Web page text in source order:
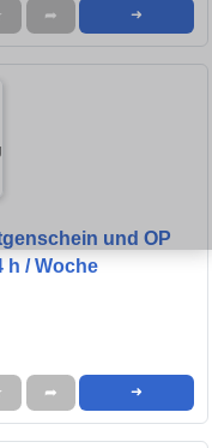
➦ ➜
und OP
h / Woche
➦ ➜